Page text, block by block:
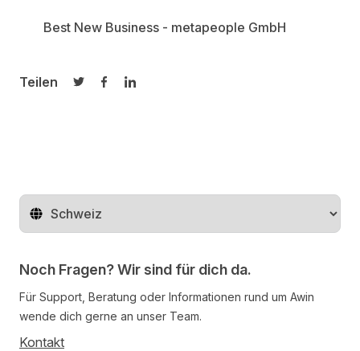
Best New Business - metapeople GmbH
Teilen
Auf Twitter teilen
Auf Facebook teilen
Auf LinkedIn teilen
Region ändern
Noch Fragen? Wir sind für dich da.
Für Support, Beratung oder Informationen rund um Awin
wende dich gerne an unser Team.
Kontakt